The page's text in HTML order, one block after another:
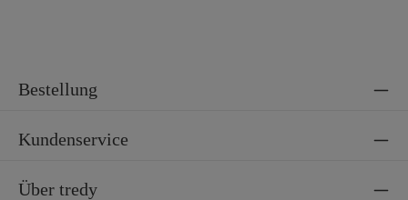
Bestellung
Kundenservice
Über tredy